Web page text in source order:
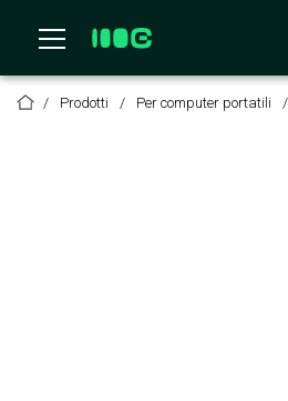
Prodotti Per computer portatili